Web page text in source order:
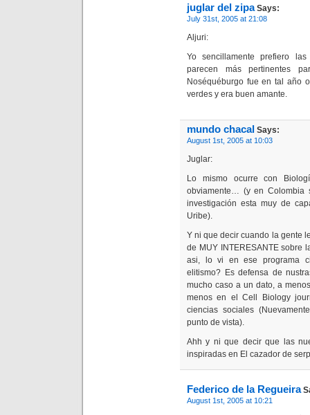
juglar del zipaSays:
July 31st, 2005 at 21:08
Aljuri:
Yo sencillamente prefiero
parecen más pertinentes
Noséquéburgo fue en tal año
verdes y era buen amante.
mundo chacal Says:
August 1st, 2005 at 10:03
Juglar:
Lo mismo ocurre con
obviamente… (y en Colombia
investigación esta muy de
Uribe).
Y ni que decir cuando la gente
de MUY INTERESANTE sobre
asi, lo vi en ese programa
elitismo? Es defensa de
mucho caso a un dato, a
menos en el Cell Biology
ciencias sociales
punto de vista).
Ahh y ni que decir que las
inspiradas en El cazador de
Federico de la Regueira
August 1st, 2005 at 10:21